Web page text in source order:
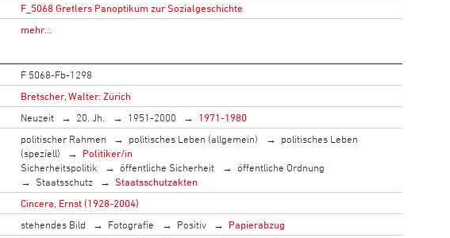
F_5068 Gretlers Panoptikum zur Sozialgeschichte
mehr…
F 5068-Fb-1298
Bretscher, Walter: Zürich
Neuzeit 20. Jh. 1951-2000
1971-1980
politischer Rahmen politisches Leben (allgemein)
politisches Leben
(speziell)
Politiker/in
Sicherheitspolitik
öffentliche Sicherheit
öffentliche Ordnung
Staatsschutz
Staatsschutzakten
Cincera, Ernst (1928-2004)
stehendes Bild Fotografie Positiv
Papierabzug